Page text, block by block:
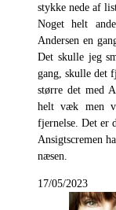
stykke nede af
Noget helt
Andersen en
Det skulle jeg
gang, skulle det
større det med
helt væk men
fjernelse. Det er
Ansigtscremen
næsen.
17/05/2023